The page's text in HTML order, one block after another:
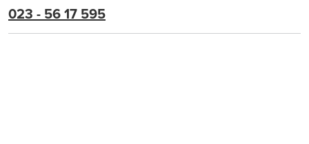
023 - 56 17 595